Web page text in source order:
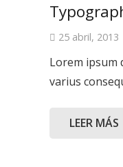
25 abril, 2013
Lorem ipsum
varius
LEER MÁS